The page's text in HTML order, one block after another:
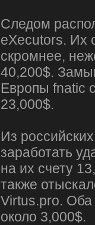
Следом
eXecutors. Их
скромнее,
40,200$.
Европы fnatic
23,000$.
Из
заработать
на их счету
также
Virtus.pro. Оба
около 3,000$.